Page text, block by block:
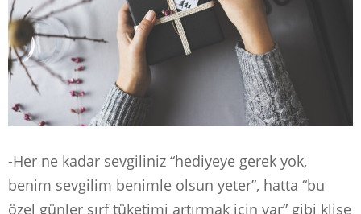
-Her ne kadar sevgiliniz “hediyeye gerek yok,
benim sevgilim benimle olsun yeter”, hatta “bu
özel günler sırf tüketimi artırmak için var” gibi klişe